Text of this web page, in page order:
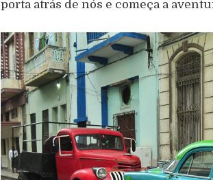
porta atrás de nós e começa a